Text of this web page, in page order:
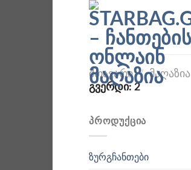
ᲛᲗᲐᲕᲐᲠᲘ / ᲛᲐᲦᲐᲖᲘᲐ
ᲒᲕᲔᲠᲓᲘ: 2
ᲞᲠᲝᲓᲣᲥᲪᲘᲐ
ზურგჩანთები